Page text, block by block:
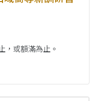
，或額滿為止。